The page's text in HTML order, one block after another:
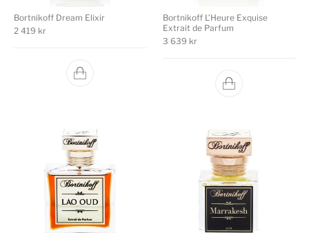
Bortnikoff Dream Elixir
2 419 kr
Bortnikoff L’Heure Exquise
Extrait de Parfum
3 639 kr